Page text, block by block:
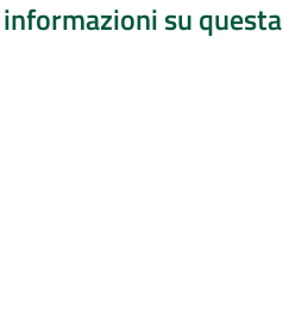
su questa